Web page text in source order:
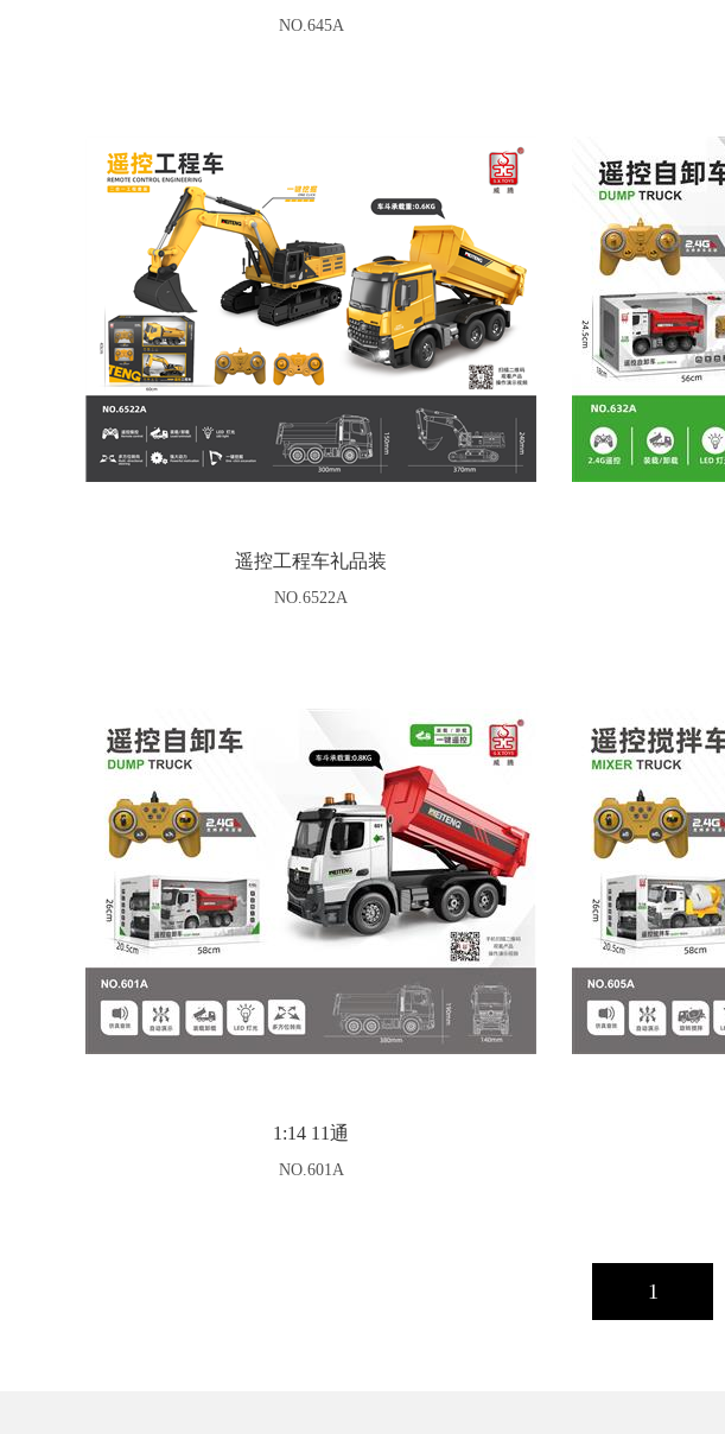
NO.645A
遥控工程车礼品装
NO.6522A
1:14 11通
NO.601A
1